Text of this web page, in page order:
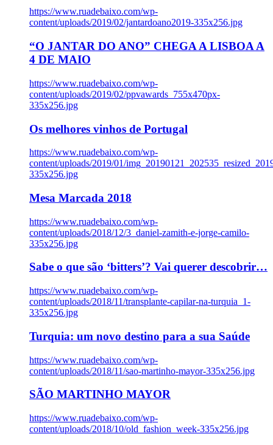
https://www.ruadebaixo.com/wp-
content/uploads/2019/02/jantardoano2019-335x256.jpg
“O JANTAR DO ANO” CHEGA A LISBOA A
4 DE MAIO
https://www.ruadebaixo.com/wp-
content/uploads/2019/02/ppvawards_755x470px-
335x256.jpg
Os melhores vinhos de Portugal
https://www.ruadebaixo.com/wp-
content/uploads/2019/01/
335x256.jpg
Mesa Marcada 2018
https://www.ruadebaixo.com/wp-
content/uploads/2018/12/3_daniel-zamith-e-jorge-camilo-
335x256.jpg
Sabe o que são ‘bitters’? Vai querer descobrir…
https://www.ruadebaixo.com/wp-
content/uploads/2018/11/transplante-capilar-na-turquia_1-
335x256.jpg
Turquia: um novo destino para a sua Saúde
https://www.ruadebaixo.com/wp-
content/uploads/2018/11/sao-martinho-mayor-335x256.jpg
SÃO MARTINHO MAYOR
https://www.ruadebaixo.com/wp-
content/uploads/2018/10/old_fashion_week-335x256.jpg